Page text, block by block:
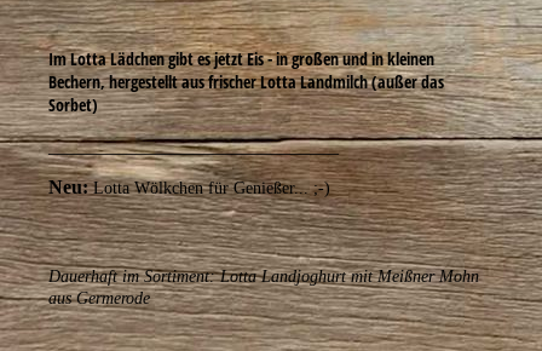
Im Lotta Lädchen gibt es jetzt Eis - in großen und in kleinen
Bechern, hergestellt aus frischer Lotta Landmilch (außer das
Sorbet)
______________________________
Neu:Lotta Wölkchen für Genießer... ;-)
Dauerhaft im Sortiment: Lotta Landjoghurt mit Meißner Mohn
aus Germerode